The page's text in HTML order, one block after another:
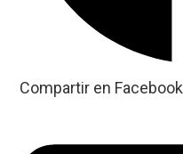
Compartir en Facebook